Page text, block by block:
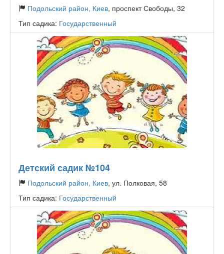
Подольский район, Киев, проспект Свободы, 32
Тип садика: Государственный
Детский садик №104
Подольский район, Киев, ул. Полковая, 58
Тип садика: Государственный